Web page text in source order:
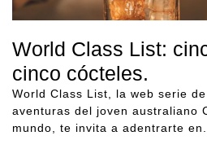
World Class List:
cinco cócteles.
World Class List, la web serie
aventuras del joven australiano
mundo, te invita a adentrarte